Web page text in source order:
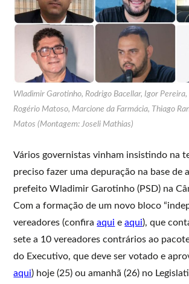
Wladimir Garotinho, Rodrigo Bacellar, Igor
Rogério Matoso, Marcione da Farmácia, Thiago
Matos (Montagem: Joseli Mathias)
Vários governistas vinham insistindo na
preciso fazer uma depuração na base de
prefeito Wladimir Garotinho (PSD) na
Com a formação de um novo bloco
vereadores (confiraaqui eaqui), que
sete a 10 vereadores contrários ao
do Executivo, que deve ser votado e
aqui) hoje (25) ou amanhã (26) no